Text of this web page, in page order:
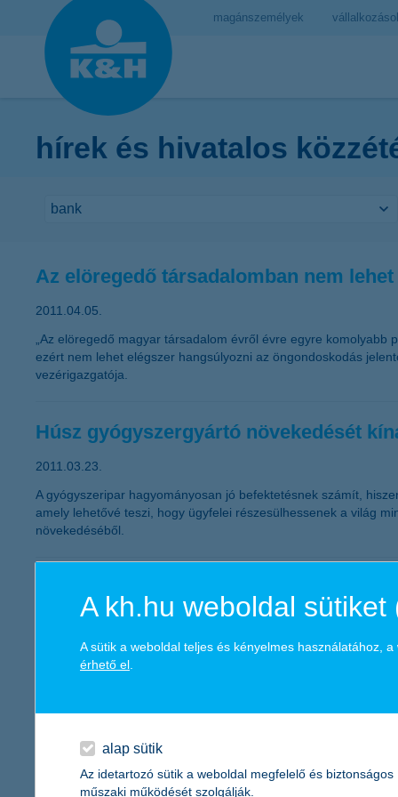
magánszemélyek
hírek és hivatalos
Az elöregedő társadalomban nem
2011.04.05.
„Az elöregedő magyar társadalom évről évre egyre
ezért nem lehet elégszer hangsúlyozni az öngondoskodás
vezérigazgatója.
Húsz gyógyszergyártó növekedését
2011.03.23.
A gyógyszeripar hagyományosan jó befektetésnek számít,
amely lehetővé teszi, hogy ügyfelei részesülhessenek a világ
növekedéséből.
„Az észak-afrikai zavargások, illetve a japán katasztrófa is jól
nyersanyagpiacok jelentős ingadozást produkálnak. A
K&H ingatlanfedezetű forinthitelek
A kh.hu weboldal sütiket
A sütik a weboldal teljes és kényelmes használatához,
érhető el
alap sütik
Az idetartozó sütik a weboldal megfelelő és biztonságos
műszaki működését szolgálják.